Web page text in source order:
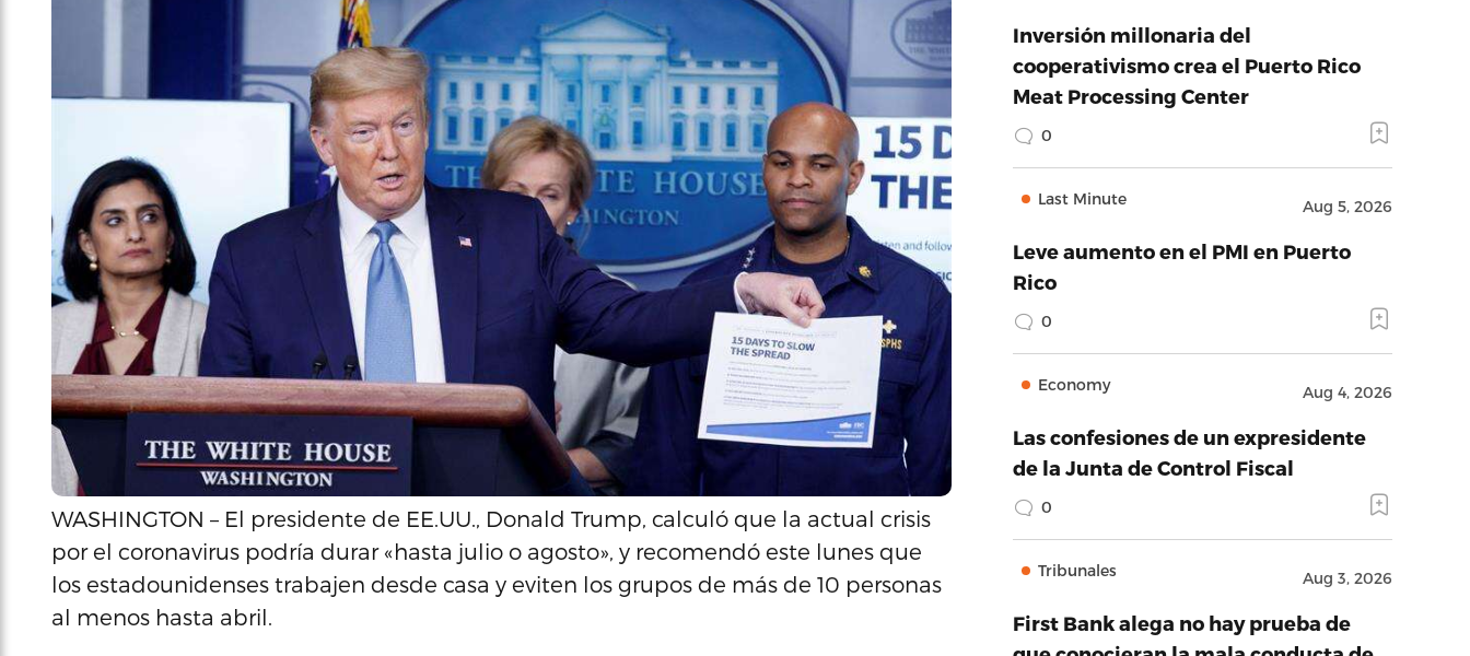
WASHINGTON – El presidente de EE.UU., Donald Trump, calculó que la actual crisis
por el coronavirus podría durar «hasta julio o agosto», y recomendó este lunes que
los estadounidenses trabajen desde casa y eviten los grupos de más de 10 personas
al menos hasta abril.
Inversión millonaria del
cooperativismo crea el Puerto Rico
Meat Processing Center
0
Last Minute Aug 5, 2026
Leve aumento en el PMI en Puerto
Rico
0
Economy Aug 4, 2026
Las confesiones de un expresidente
de la Junta de Control Fiscal
0
Tribunales Aug 3, 2026
First Bank alega no hay prueba de